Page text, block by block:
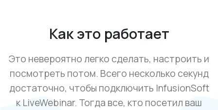
Как это работает
Это невероятно легко сделать, настроить и
посмотреть потом. Всего несколько секунд
достаточно, чтобы подключить InfusionSoft
к LiveWebinar. Тогда все, кто посетил ваш